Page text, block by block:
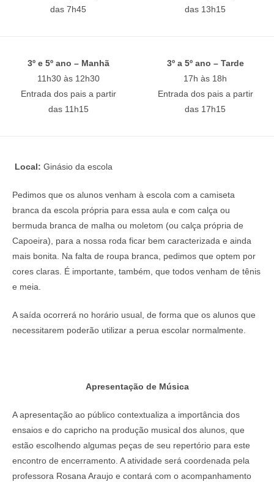
das 7h45
das 13h15
3º e 5º ano – Manhã
11h30 às 12h30
Entrada dos pais a partir
das 11h15
3º a 5º ano – Tarde
17h às 18h
Entrada dos pais a partir
das 17h15
Local: Ginásio da escola
Pedimos que os alunos venham à escola com a camiseta
branca da escola própria para essa aula e com calça ou
bermuda branca de malha ou moletom (ou calça própria de
Capoeira), para a nossa roda ficar bem caracterizada e ainda
mais bonita. Na falta de roupa branca, pedimos que optem por
cores claras. É importante, também, que todos venham de tênis
e meia.
A saída ocorrerá no horário usual, de forma que os alunos que
necessitarem poderão utilizar a perua escolar normalmente.
Apresentação de Música
A apresentação ao público contextualiza a importância dos
ensaios e do capricho na produção musical dos alunos, que
estão escolhendo algumas peças de seu repertório para este
encontro de encerramento. A atividade será coordenada pela
professora Rosana Araujo e contará com o acompanhamento